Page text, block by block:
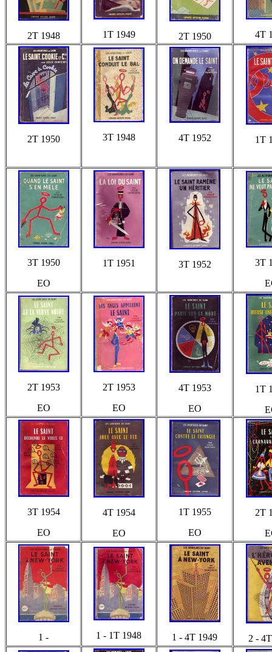
2T 1948 1T 1949 2T 1950 4T
2T 1950 3T 1948 4T 1952 1T
3T 1950
EO
1T 1951 3T 1952
3T
2T 1953
EO
2T 1953
EO
4T 1953
EO
1T
3T 1954
EO
4T 1954
EO
1T 1955
EO
2T
1 - 1 - 1T 1948 1 - 4T 1949 2 -